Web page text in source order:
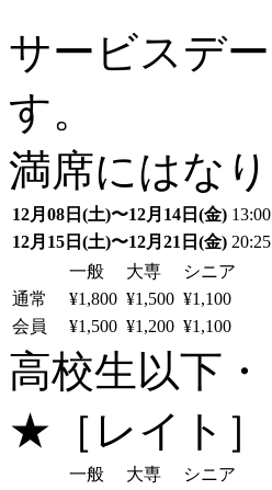
サービスデ
す。
満席にはなり
12月08日(土)〜12月14日(金)
12月15日(土)〜12月21日(金)
一般
大専
シニア
通常
¥1,800 ¥1,500 ¥1,100
会員
¥1,500 ¥1,200 ¥1,100
高校生以下
★［レイト
一般 大専
シニア